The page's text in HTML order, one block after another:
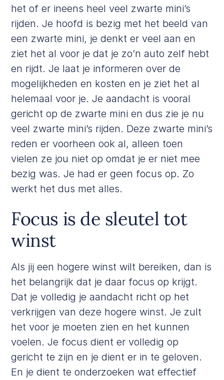
het of er ineens heel veel zwarte mini’s
rijden. Je hoofd is bezig met het beeld van
een zwarte mini, je denkt er veel aan en
ziet het al voor je dat je zo’n auto zelf hebt
en rijdt. Je laat je informeren over de
mogelijkheden en kosten en je ziet het al
helemaal voor je. Je aandacht is vooral
gericht op de zwarte mini en dus zie je nu
veel zwarte mini’s rijden. Deze zwarte mini’s
reden er voorheen ook al, alleen toen
vielen ze jou niet op omdat je er niet mee
bezig was. Je had er geen focus op. Zo
werkt het dus met alles.
Focus is de sleutel tot
winst
Als jij een hogere winst wilt bereiken, dan is
het belangrijk dat je daar focus op krijgt.
Dat je volledig je aandacht richt op het
verkrijgen van deze hogere winst. Je zult
het voor je moeten zien en het kunnen
voelen. Je focus dient er volledig op
gericht te zijn en je dient er in te geloven.
En je dient te onderzoeken wat effectief